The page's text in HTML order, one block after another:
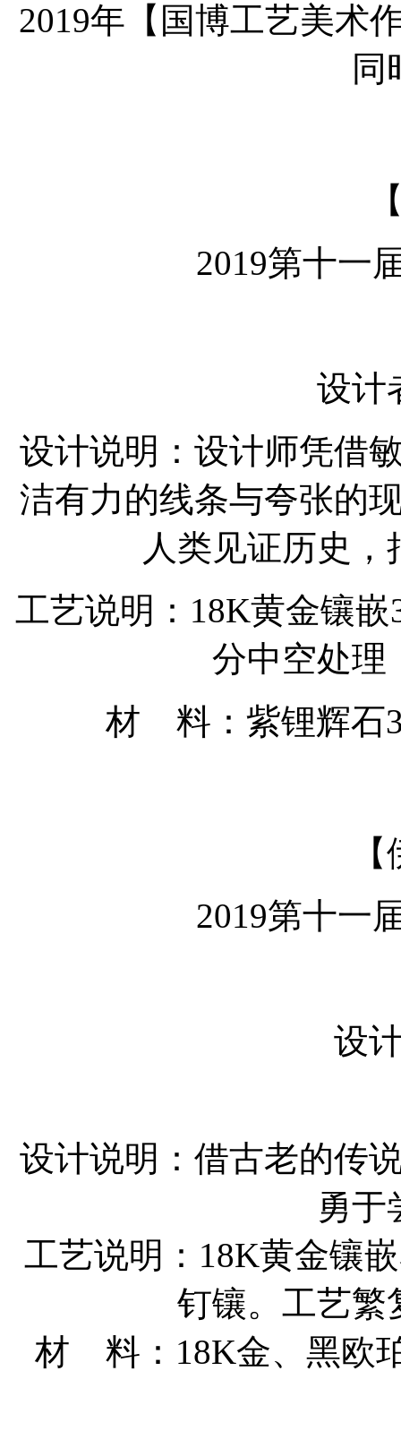
2019年【国博工艺美术
同
2019第十一
设计
设计说明：设计师凭借
洁有力的线条与夸张的
人类见证历史
工艺说明：18K黄金镶
分中空处理
材 料：紫锂辉石
2019第十一
设
设计说明：借古老的传
勇于
工艺说明：18K黄金镶
钉镶。工艺繁
材 料：18K金、黑欧